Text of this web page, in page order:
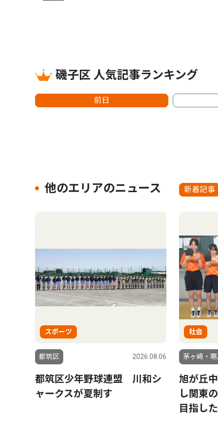
磯子区 人気記事ランキング
前日
他のエリアのニュース 新着記事
スポーツ
都筑区 2026.08.06
都筑区少年野球連盟 川和シ
ャークスが夏制す
社会
茅ヶ崎・
旭が丘
し関東
目指し